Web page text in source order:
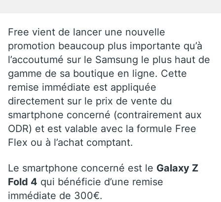
Free vient de lancer une nouvelle
promotion beaucoup plus importante qu’à
l’accoutumé sur le Samsung le plus haut de
gamme de sa boutique en ligne. Cette
remise immédiate est appliquée
directement sur le prix de vente du
smartphone concerné (contrairement aux
ODR) et est valable avec la formule Free
Flex ou à l’achat comptant.
Le smartphone concerné est le Galaxy Z
Fold 4 qui bénéficie d’une remise
immédiate de 300€.